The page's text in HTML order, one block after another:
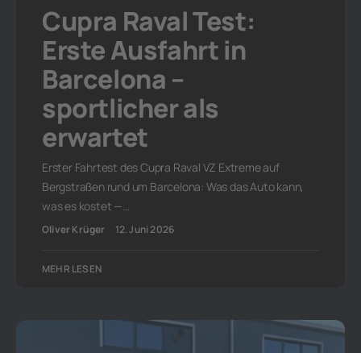
Cupra Raval Test:
Erste Ausfahrt in
Barcelona –
sportlicher als
erwartet
Erster Fahrtest des Cupra Raval VZ Extreme auf
Bergstraßen rund um Barcelona: Was das Auto kann,
was es kostet —…
Oliver Krüger 12. Juni 2026
MEHR LESEN